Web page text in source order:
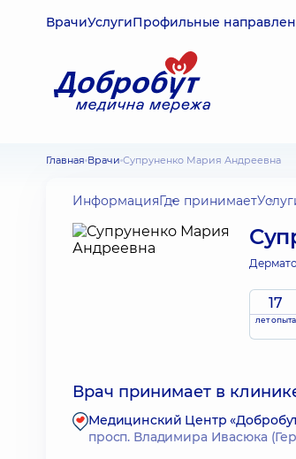
ВрачиУслугиПрофильные
Главная Врачи Супруненко Мария Андреевна
ИнформацияГде принимает
17
лет опыта
Врач принимает в
Медицинский Центр
просп. Владимира Ивасюка